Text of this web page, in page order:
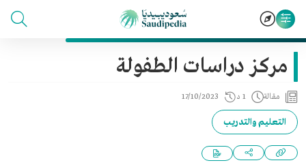
مركز دراسات الطفولة
مقالة 1 د 17/10/2023
التعليم والتدريب